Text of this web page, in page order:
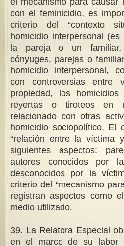
el mecanismo para causar
con el feminicidio, es
criterio del “contexto
homicidio interpersonal
la pareja o un familiar,
cónyuges, parejas o
homicidio interpersonal,
con controversias entre
propiedad, los
reyertas o tiroteos en
relacionado con otras
homicidio sociopolítico. El
“relación entre la víctima
siguientes aspectos:
autores conocidos por
desconocidos por la
criterio del “mecanismo
registran aspectos como
medio utilizado.
39. La Relatora Especial
en el marco de su labor